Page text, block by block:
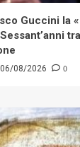
Guccini la
06/08/2026 0